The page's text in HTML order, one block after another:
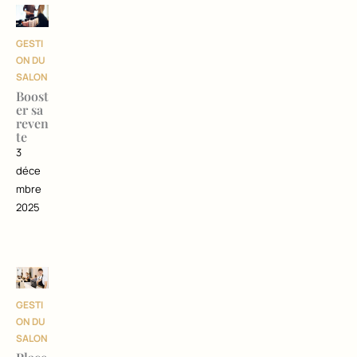
GESTI
ON DU
SALON
Boost
er sa
reven
te
3
déce
mbre
2025
GESTI
ON DU
SALON